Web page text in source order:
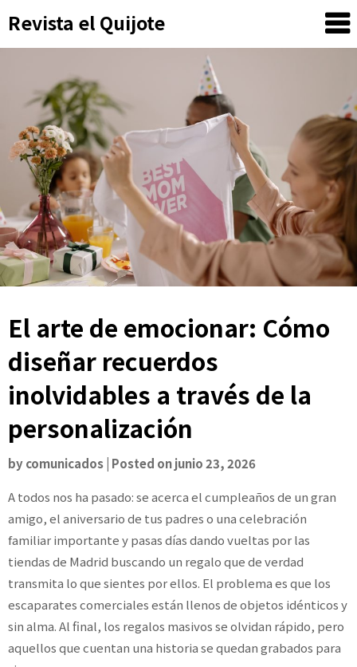
to
content
Revista el Quijote
El arte de emocionar: Cómo
diseñar recuerdos
inolvidables a través de la
personalización
bycomunicados| Posted onjunio 23, 2026
A todos nos ha pasado: se acerca el cumpleaños de un gran
amigo, el aniversario de tus padres o una celebración
familiar importante y pasas días dando vueltas por las
tiendas de Madrid buscando un regalo que de verdad
transmita lo que sientes por ellos. El problema es que los
escaparates comerciales están llenos de objetos idénticos y
sin alma. Al final, los regalos masivos se olvidan rápido, pero
aquellos que cuentan una historia se quedan grabados para